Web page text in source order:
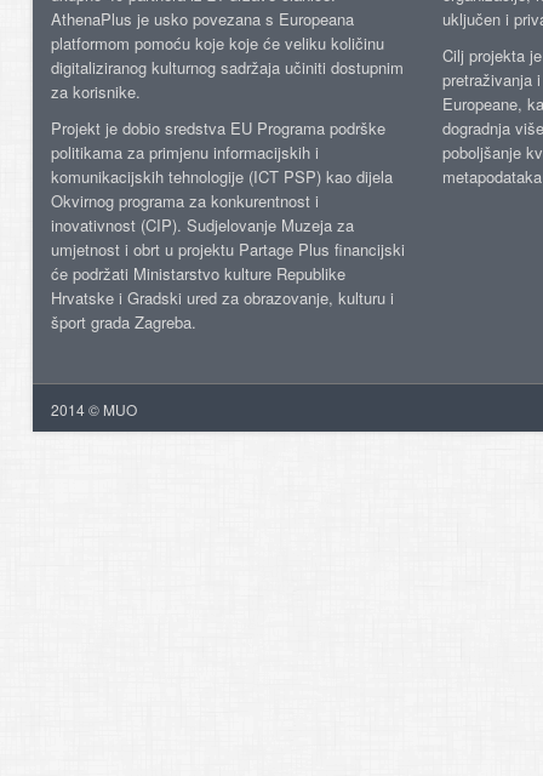
AthenaPlus je usko povezana s Europeana
platformom pomoću koje koje će veliku količinu
digitaliziranog kulturnog sadržaja učiniti dostupnim
za korisnike.
Projekt je dobio sredstva EU Programa podrške
politikama za primjenu informacijskih i
komunikacijskih tehnologije (ICT PSP) kao dijela
Okvirnog programa za konkurentnost i
inovativnost (CIP). Sudjelovanje Muzeja za
umjetnost i obrt u projektu Partage Plus financijski
će podržati Ministarstvo kulture Republike
Hrvatske i Gradski ured za obrazovanje, kulturu i
šport grada Zagreba.
uključen i
Cilj projekta
pretraživanja
Europeane,
dogradnja
poboljšanje
2014 © MUO